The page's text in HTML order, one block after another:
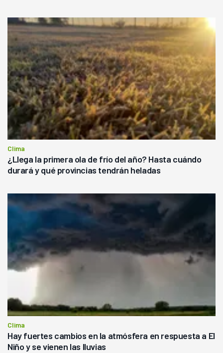
Clima
¿Llega la primera ola de frío del año? Hasta cuándo
durará y qué provincias tendrán heladas
Clima
Hay fuertes cambios en la atmósfera en respuesta a El
Niño y se vienen las lluvias